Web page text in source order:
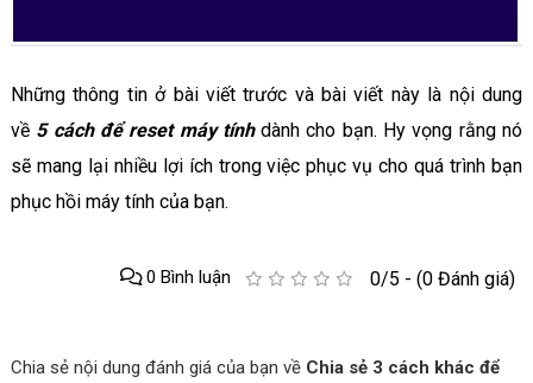
Những thông tin ở bài viết trước và bài viết này là nội dung
về 5 cách để reset máy tínhdành cho bạn. Hy vọng rằng nó
sẽ mang lại nhiều lợi ích trong việc phục vụ cho quá trình bạn
phục hồi máy tính của bạn.
0/5 - (0 Đánh giá)
0 Bình luận
Chia sẻ nội dung đánh giá của bạn về Chia sẻ 3 cách khác để